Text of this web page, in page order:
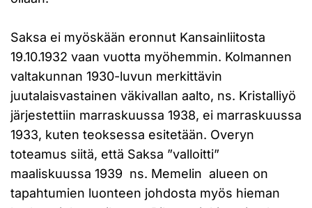
Saksa ei myöskään eronnut Kansainliitosta
19.10.1932 vaan vuotta myöhemmin. Kolmannen
valtakunnan 1930-luvun merkittävin
juutalaisvastainen väkivallan aalto, ns. Kristalliyö
järjestettiin marraskuussa 1938, ei marraskuussa
1933, kuten teoksessa esitetään. Overyn
toteamus siitä, että Saksa ”valloitti”
maaliskuussa 1939 ns. Memelin alueen on
tapahtumien luonteen johdosta myös hieman